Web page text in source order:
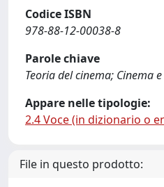
Codice ISBN
978-88-12-00038-8
Parole chiave
Teoria del cinema; Cinema
Appare nelle tipologie:
2.4 Voce (in dizionario o
File in questo prodotto: